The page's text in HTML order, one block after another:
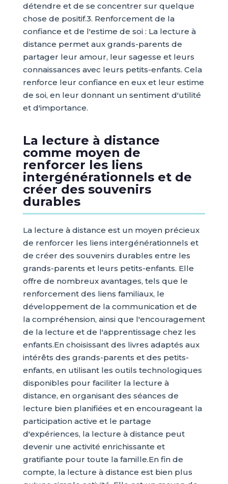
détendre et de se concentrer sur quelque
chose de positif.3. Renforcement de la
confiance et de l'estime de soi : La lecture à
distance permet aux grands-parents de
partager leur amour, leur sagesse et leurs
connaissances avec leurs petits-enfants. Cela
renforce leur confiance en eux et leur estime
de soi, en leur donnant un sentiment d'utilité
et d'importance.
La lecture à distance
comme moyen de
renforcer les liens
intergénérationnels et de
créer des souvenirs
durables
La lecture à distance est un moyen précieux
de renforcer les liens intergénérationnels et
de créer des souvenirs durables entre les
grands-parents et leurs petits-enfants. Elle
offre de nombreux avantages, tels que le
renforcement des liens familiaux, le
développement de la communication et de
la compréhension, ainsi que l'encouragement
de la lecture et de l'apprentissage chez les
enfants.En choisissant des livres adaptés aux
intérêts des grands-parents et des petits-
enfants, en utilisant les outils technologiques
disponibles pour faciliter la lecture à
distance, en organisant des séances de
lecture bien planifiées et en encourageant la
participation active et le partage
d'expériences, la lecture à distance peut
devenir une activité enrichissante et
gratifiante pour toute la famille.En fin de
compte, la lecture à distance est bien plus